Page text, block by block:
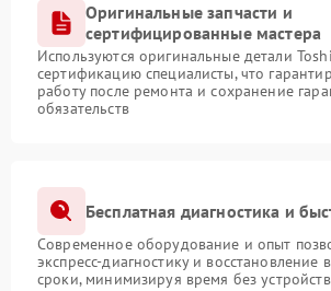
Оригинальные запчасти и
сертифицированные мастера
Используются оригинальные детали
сертификацию специалисты, что
работу после ремонта и сохранение
обязательств
Бесплатная диагностика и
Современное оборудование и опыт
экспресс-диагностику и восстановление
сроки, минимизируя время без